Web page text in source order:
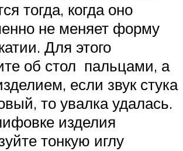
тогда, когда оно
не меняет форму
Для этого
об стол пальцами, а
если звук стука
то увалка удалась.
изделия
тонкую иглу